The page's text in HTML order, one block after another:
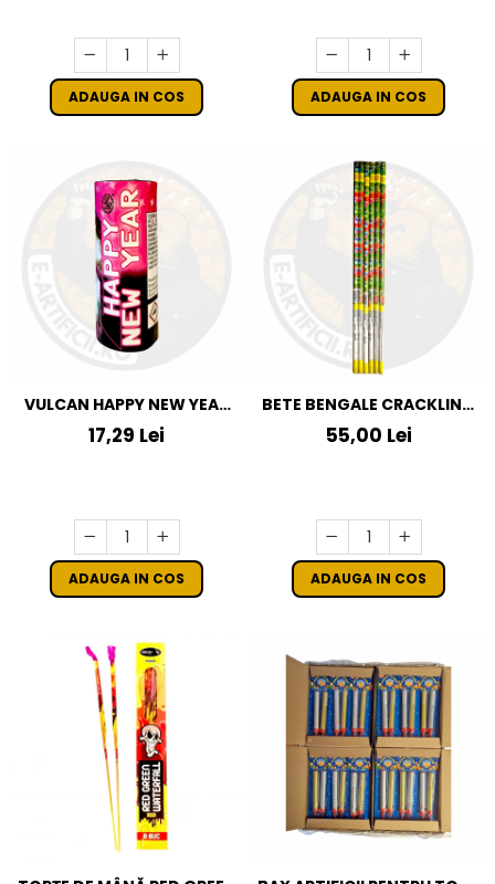
ADAUGA IN COS ADAUGA IN COS
VULCAN HAPPY NEW YEAR
5.5"
17,29 Lei
ADAUGA IN COS
BETE BENGALE CRACKLING
VERZI
55,00 Lei
ADAUGA IN COS